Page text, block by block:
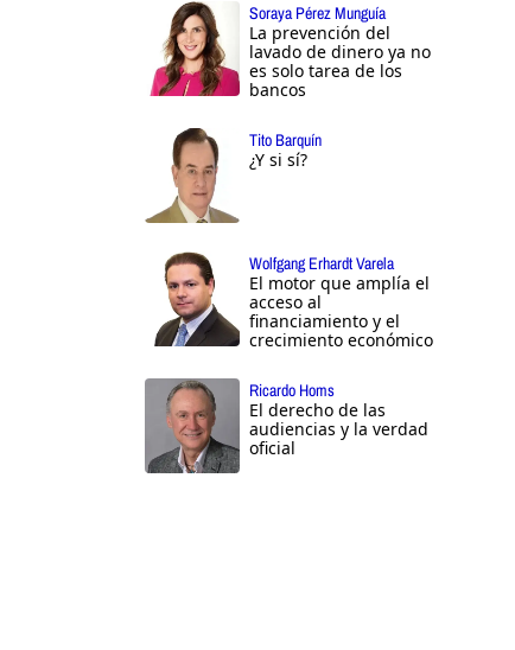
Soraya Pérez Munguía
La prevención del
lavado de dinero ya no
es solo tarea de los
bancos
Tito Barquín
¿Y si sí?
Wolfgang Erhardt Varela
El motor que amplía el
acceso al
financiamiento y el
crecimiento económico
Ricardo Homs
El derecho de las
audiencias y la verdad
oficial